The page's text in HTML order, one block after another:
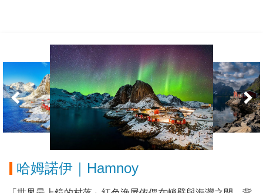
哈姆諾伊｜Hamnoy